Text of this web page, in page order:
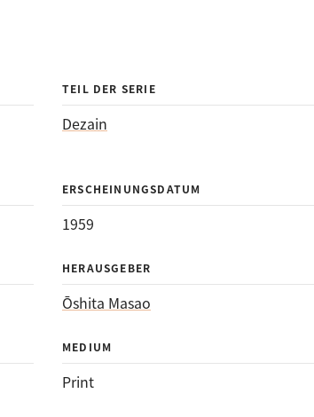
TEIL DER SERIE
Dezain
ERSCHEINUNGSDATUM
1959
HERAUSGEBER
Ōshita Masao
MEDIUM
Print